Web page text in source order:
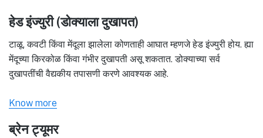
हेड इंज्युरी (डोक्याला दुखापत)
टाळू, कवटी किंवा मेंदूला झालेला कोणताही आघात म्हणजे हेड इंज्युरी होय. ह्या
मेंदूच्या किरकोळ किंवा गंभीर दुखापती असू शकतात. डोक्याच्या सर्व
दुखापतींची वैद्यकीय तपासणी करणे आवश्यक आहे.
Know more
ब्रेन ट्यूमर